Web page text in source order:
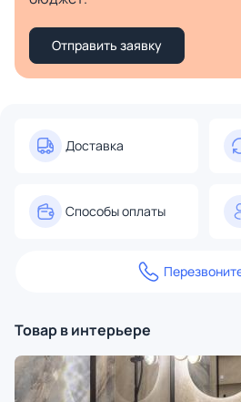
Отправить заявку
Доставка
Способы оплаты
Товар в интерьере